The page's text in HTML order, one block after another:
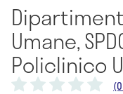
Umane,
Policlinico